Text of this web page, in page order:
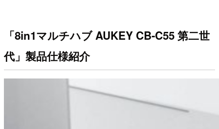
「8in1マルチハブ AUKEY CB-C55 第二世
代」製品仕様紹介